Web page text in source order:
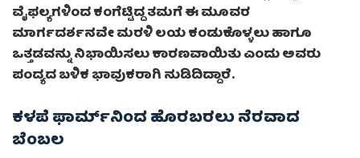
ವೈಫಲ್ಯಗಳಿಂದ ಕಂಗೆಟ್ಟಿದ್ದ ತಮಗೆ ಈ ಮೂವರ
ಮಾರ್ಗದರ್ಶನವೇ ಮರಳಿ ಲಯ ಕಂಡುಕೊಳ್ಳಲು ಹಾಗೂ
ಒತ್ತಡವನ್ನು ನಿಭಾಯಿಸಲು ಕಾರಣವಾಯಿತು ಎಂದು ಅವರು
ಪಂದ್ಯದ ಬಳಿಕ ಭಾವುಕರಾಗಿ ನುಡಿದಿದ್ದಾರೆ.
ಕಳಪೆ ಫಾರ್ಮ್‌ನಿಂದ ಹೊರಬರಲು ನೆರವಾದ
ಬೆಂಬಲ